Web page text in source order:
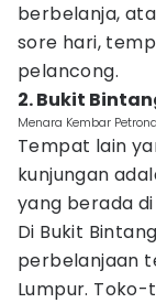
berbelanja,
sore hari,
pelancong.
2. Bukit
Menara Kembar
Tempat lain
kunjungan
yang berada
Di Bukit
perbelanjaan
Lumpur.